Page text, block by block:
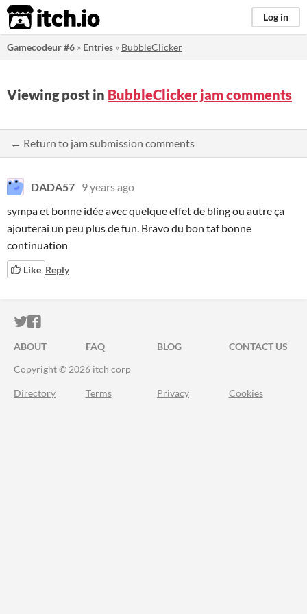
itch.io Log in
Gamecodeur #6 » Entries » BubbleClicker
Viewing post in BubbleClicker jam comments
← Return to jam submission comments
DADA57 9 years ago
sympa et bonne idée avec quelque effet de bling ou autre ça
ajouterai un peu plus de fun. Bravo du bon taf bonne
continuation
Like Reply
ITCH.IO ON TWITTER
ITCH.IO ON FACEBOOK
ABOUT FAQ BLOG
CONTACT US
Copyright © 2026 itch corp
Directory Terms Privacy Cookies